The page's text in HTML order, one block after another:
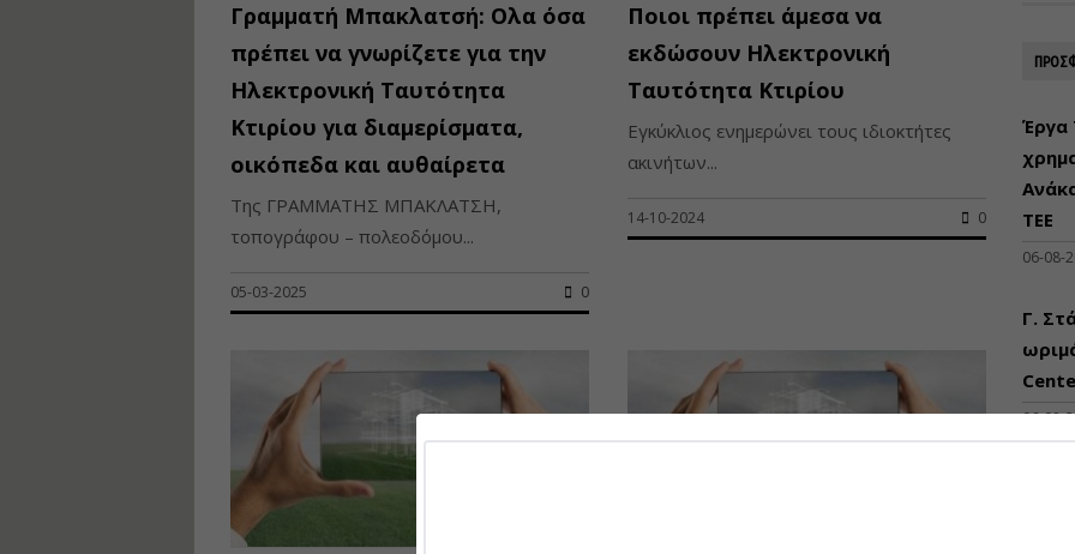
Γραμματή Μπακλατσή: Oλα όσα
πρέπει να γνωρίζετε για την
Ηλεκτρονική Ταυτότητα
Κτιρίου για διαμερίσματα,
οικόπεδα και αυθαίρετα
Της ΓΡΑΜΜΑΤΗΣ ΜΠΑΚΛΑΤΣΗ,
τοπογράφου – πολεοδόμου...
05-03-2025 0
Ποιοι πρέπει άμεσα να
εκδώσουν Ηλεκτρονική
Ταυτότητα Κτιρίου
Εγκύκλιος ενημερώνει τους ιδιοκτήτες
ακινήτων...
14-10-2024 0
Έργα
ΤΕΕ
06-08-
Γ.
06-08-
που